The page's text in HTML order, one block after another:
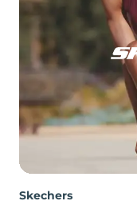
Skechers